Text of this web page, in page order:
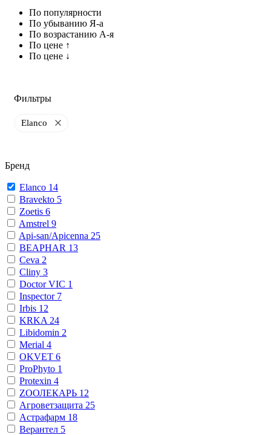
По популярности
По убыванию Я-а
По возрастанию А-я
По цене ↑
По цене ↓
Фильтры
Elanco
Бренд
Elanco 14
Bravekto 5
Zoetis 6
Amstrel 9
Api-san/Apicenna 25
BEAPHAR 13
Ceva 2
Cliny 3
Doctor VIC 1
Inspector 7
Irbis 12
KRKA 24
Libidomin 2
Merial 4
OKVET 6
ProPhyto 1
Protexin 4
ZООЛЕКАРЬ 12
Агроветзащита 25
Астрафарм 18
Верантел 5